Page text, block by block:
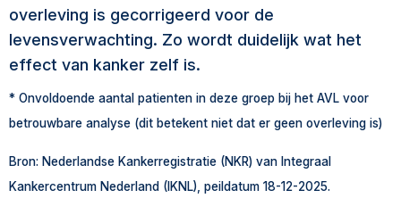
overleving is gecorrigeerd voor de
levensverwachting. Zo wordt duidelijk wat het
effect van kanker zelf is.
* Onvoldoende aantal patienten in deze groep bij het AVL voor
betrouwbare analyse (dit betekent niet dat er geen overleving is)
Bron: Nederlandse Kankerregistratie (NKR) van Integraal
Kankercentrum Nederland (IKNL), peildatum 18-12-2025.